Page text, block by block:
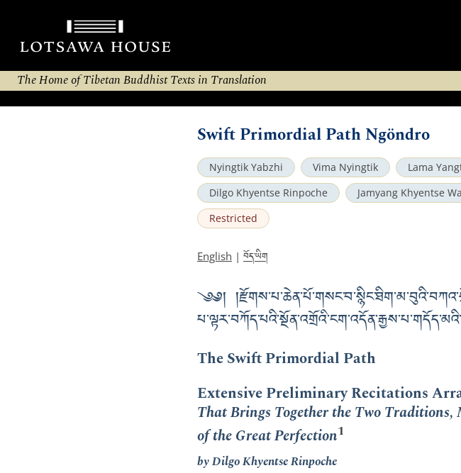
The Home of Tibetan Buddhist Texts in Translation
Swift Primordial Path Ngöndro
Nyingtik Yabzhi Vima Nyingtik Lama
Dilgo Khyentse Rinpoche
Jamyang Khyentse
Restricted
English | བོད་ཡིག
༄༅།
The Swift Primordial Path
Extensive Preliminary Recitations
That Brings Together the Two Traditions,
of the Great Perfection1
by Dilgo Khyentse Rinpoche